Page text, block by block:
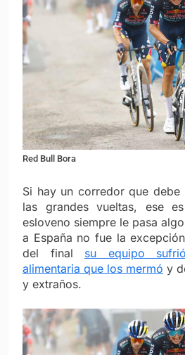
Red Bull Bora
Si hay un corredor que
las grandes vueltas, ese
esloveno siempre le pasa
a España no fue la
del final su equipo
alimentaria que los mermó y
y extraños.